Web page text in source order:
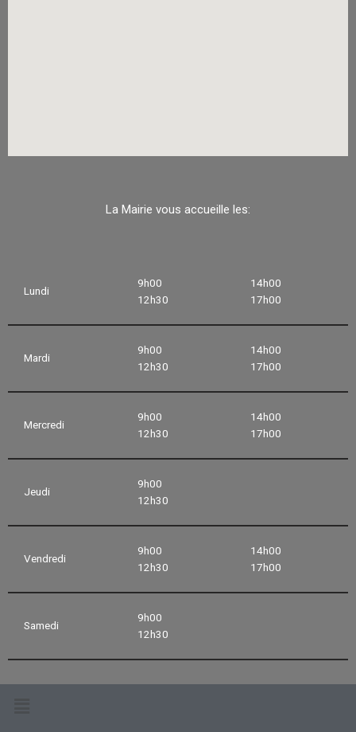
La Mairie vous accueille les:
Lundi
9h00
12h30
14h00
17h00
Mardi
9h00
12h30
14h00
17h00
Mercredi
9h00
12h30
14h00
17h00
Jeudi
9h00
12h30
Vendredi
9h00
12h30
14h00
17h00
Samedi
9h00
12h30